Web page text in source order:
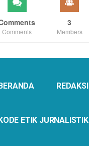
Comments
3
Members
BERANDA REDAKSI
KODE ETIK JURNALISTIK